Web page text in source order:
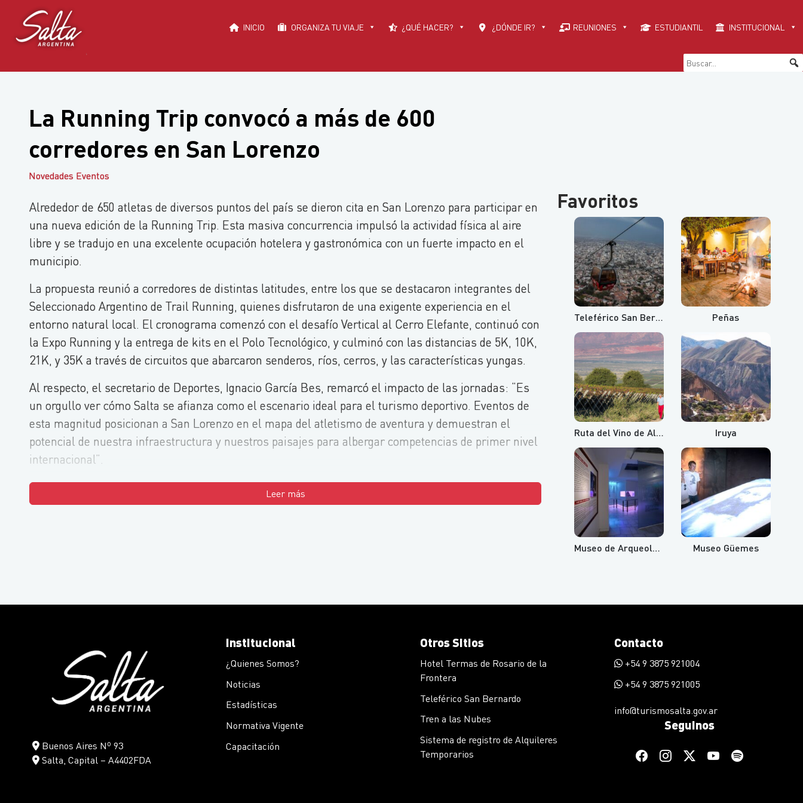
contenido
INICIO ORGANIZA TU VIAJE ¿QUÉ HACER? ¿DÓNDE IR? REUNIONES ESTUDIANTIL INSTITUCIONAL
La Running Trip convocó a más de 600
corredores en San Lorenzo
Novedades Eventos
Alrededor de 650 atletas de diversos puntos del país se dieron cita en San Lorenzo para participar en
una nueva edición de la Running Trip. Esta masiva concurrencia impulsó la actividad física al aire
libre y se tradujo en una excelente ocupación hotelera y gastronómica con un fuerte impacto en el
municipio.
La propuesta reunió a corredores de distintas latitudes, entre los que se destacaron integrantes del
Seleccionado Argentino de Trail Running, quienes disfrutaron de una exigente experiencia en el
entorno natural local. El cronograma comenzó con el desafío Vertical al Cerro Elefante, continuó con
la Expo Running y la entrega de kits en el Polo Tecnológico, y culminó con las distancias de 5K, 10K,
21K, y 35K a través de circuitos que abarcaron senderos, ríos, cerros, y las características yungas.
Al respecto, el secretario de Deportes, Ignacio García Bes, remarcó el impacto de las jornadas: “Es
un orgullo ver cómo Salta se afianza como el escenario ideal para el turismo deportivo. Eventos de
esta magnitud posicionan a San Lorenzo en el mapa del atletismo de aventura y demuestran el
potencial de nuestra infraestructura y nuestros paisajes para albergar competencias de primer nivel
internacional”.
Leer más
Favoritos
Teleférico San Bernardo y Cerro Aladelta Peñas
Ruta del Vino de Altura Iruya
Museo de Arqueología de Alta Montaña Museo Güemes
Buenos Aires Nº 93
Salta, Capital – A4402FDA
Institucional
¿Quienes Somos?
Noticias
Estadísticas
Normativa Vigente
Capacitación
Otros Sitios
Hotel Termas de Rosario de la
Frontera
Teleférico San Bernardo
Tren a las Nubes
Sistema de registro de Alquileres
Temporarios
Contacto
+54 9 3875 921004
+54 9 3875 921005
info@turismosalta.gov.ar
Seguinos